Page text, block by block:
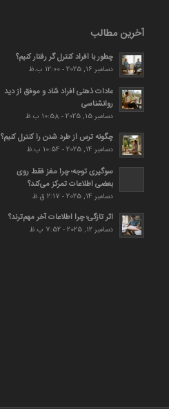
آخرین مطالب
چطور با افراد کنترل گر رفتار کنیم؟
دسامبر 16, 2025 - 12:00 ب.ظ
عادات ذهنی افراد شاد و موفق از دید
روانشناسی
دسامبر 15, 2025 - 10:58 ب.ظ
چگونه ترس از طرد شدن را کنترل کنیم؟
دسامبر 14, 2025 - 10:54 ب.ظ
سوگیری توجه؛ چرا مغز فقط روی
بعضی اطلاعات تمرکز می‌کند؟
دسامبر 14, 2025 - 2:17 ق.ظ
اثر تازگی؛ چرا اطلاعات آخر مهم‌ترند؟
دسامبر 12, 2025 - 7:52 ب.ظ